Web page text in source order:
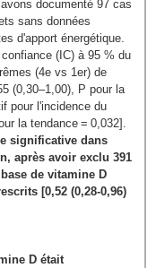
documenté 97 cas
sans données
d'apport énergétique.
(IC) à 95 % du
(4e vs 1er) de
(0,30–1,00), P pour la
pour l'incidence du
la tendance = 0,032].
significative dans
après avoir exclu 391
de vitamine D
[0,52 (0,28-0,96)
D était